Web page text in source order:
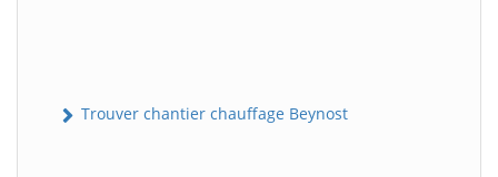
Trouver chantier chauffage Beynost